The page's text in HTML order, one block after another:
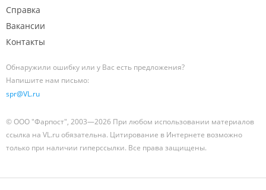
Справка
Вакансии
Контакты
Обнаружили ошибку или у Вас есть предложения?
Напишите нам письмо:
spr@VL.ru
© ООО "Фарпост", 2003—2026 При любом использовании материалов
ссылка на VL.ru обязательна. Цитирование в Интернете возможно
только при наличии гиперссылки. Все права защищены.